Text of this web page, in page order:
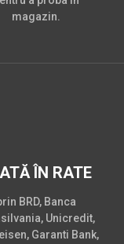
magazin.
ÎN RATE
BRD, Banca
Unicredit,
Garanti Bank,